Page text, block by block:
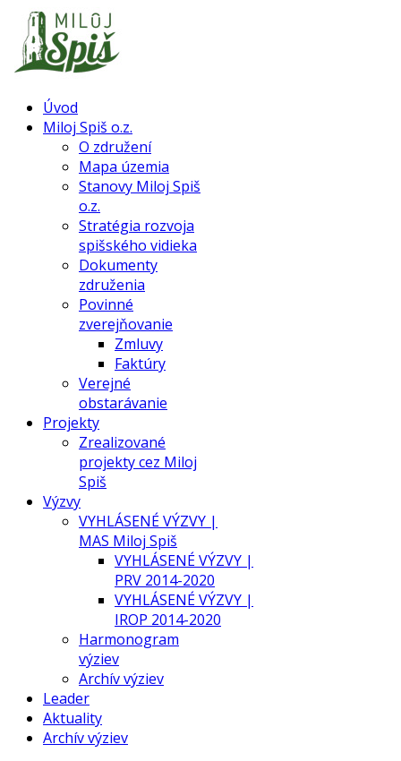
Úvod
Miloj Spiš o.z.
O združení
Mapa územia
Stanovy Miloj Spiš
o.z.
Stratégia rozvoja
spišského vidieka
Dokumenty
združenia
Povinné
zverejňovanie
Zmluvy
Faktúry
Verejné
obstarávanie
Projekty
Zrealizované
projekty cez Miloj
Spiš
Výzvy
VYHLÁSENÉ VÝZVY |
MAS Miloj Spiš
VYHLÁSENÉ VÝZVY |
PRV 2014-2020
VYHLÁSENÉ VÝZVY |
IROP 2014-2020
Harmonogram
výziev
Archív výziev
Leader
Aktuality
Archív výziev